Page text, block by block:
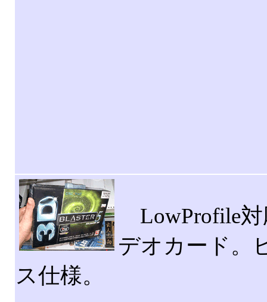
LowProfile対
デオカード。
ス仕様。